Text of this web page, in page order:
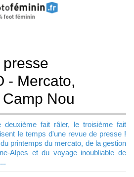
- Mercato,
Nou
deuxième fait râler, le troisième fait
le temps d'une revue de presse !
printemps du mercato, de la gestion
Alpes et du voyage inoubliable de